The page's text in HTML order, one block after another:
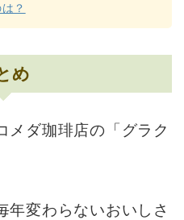
？
め
メダ珈琲店の「グラク
年変わらないおいしさ